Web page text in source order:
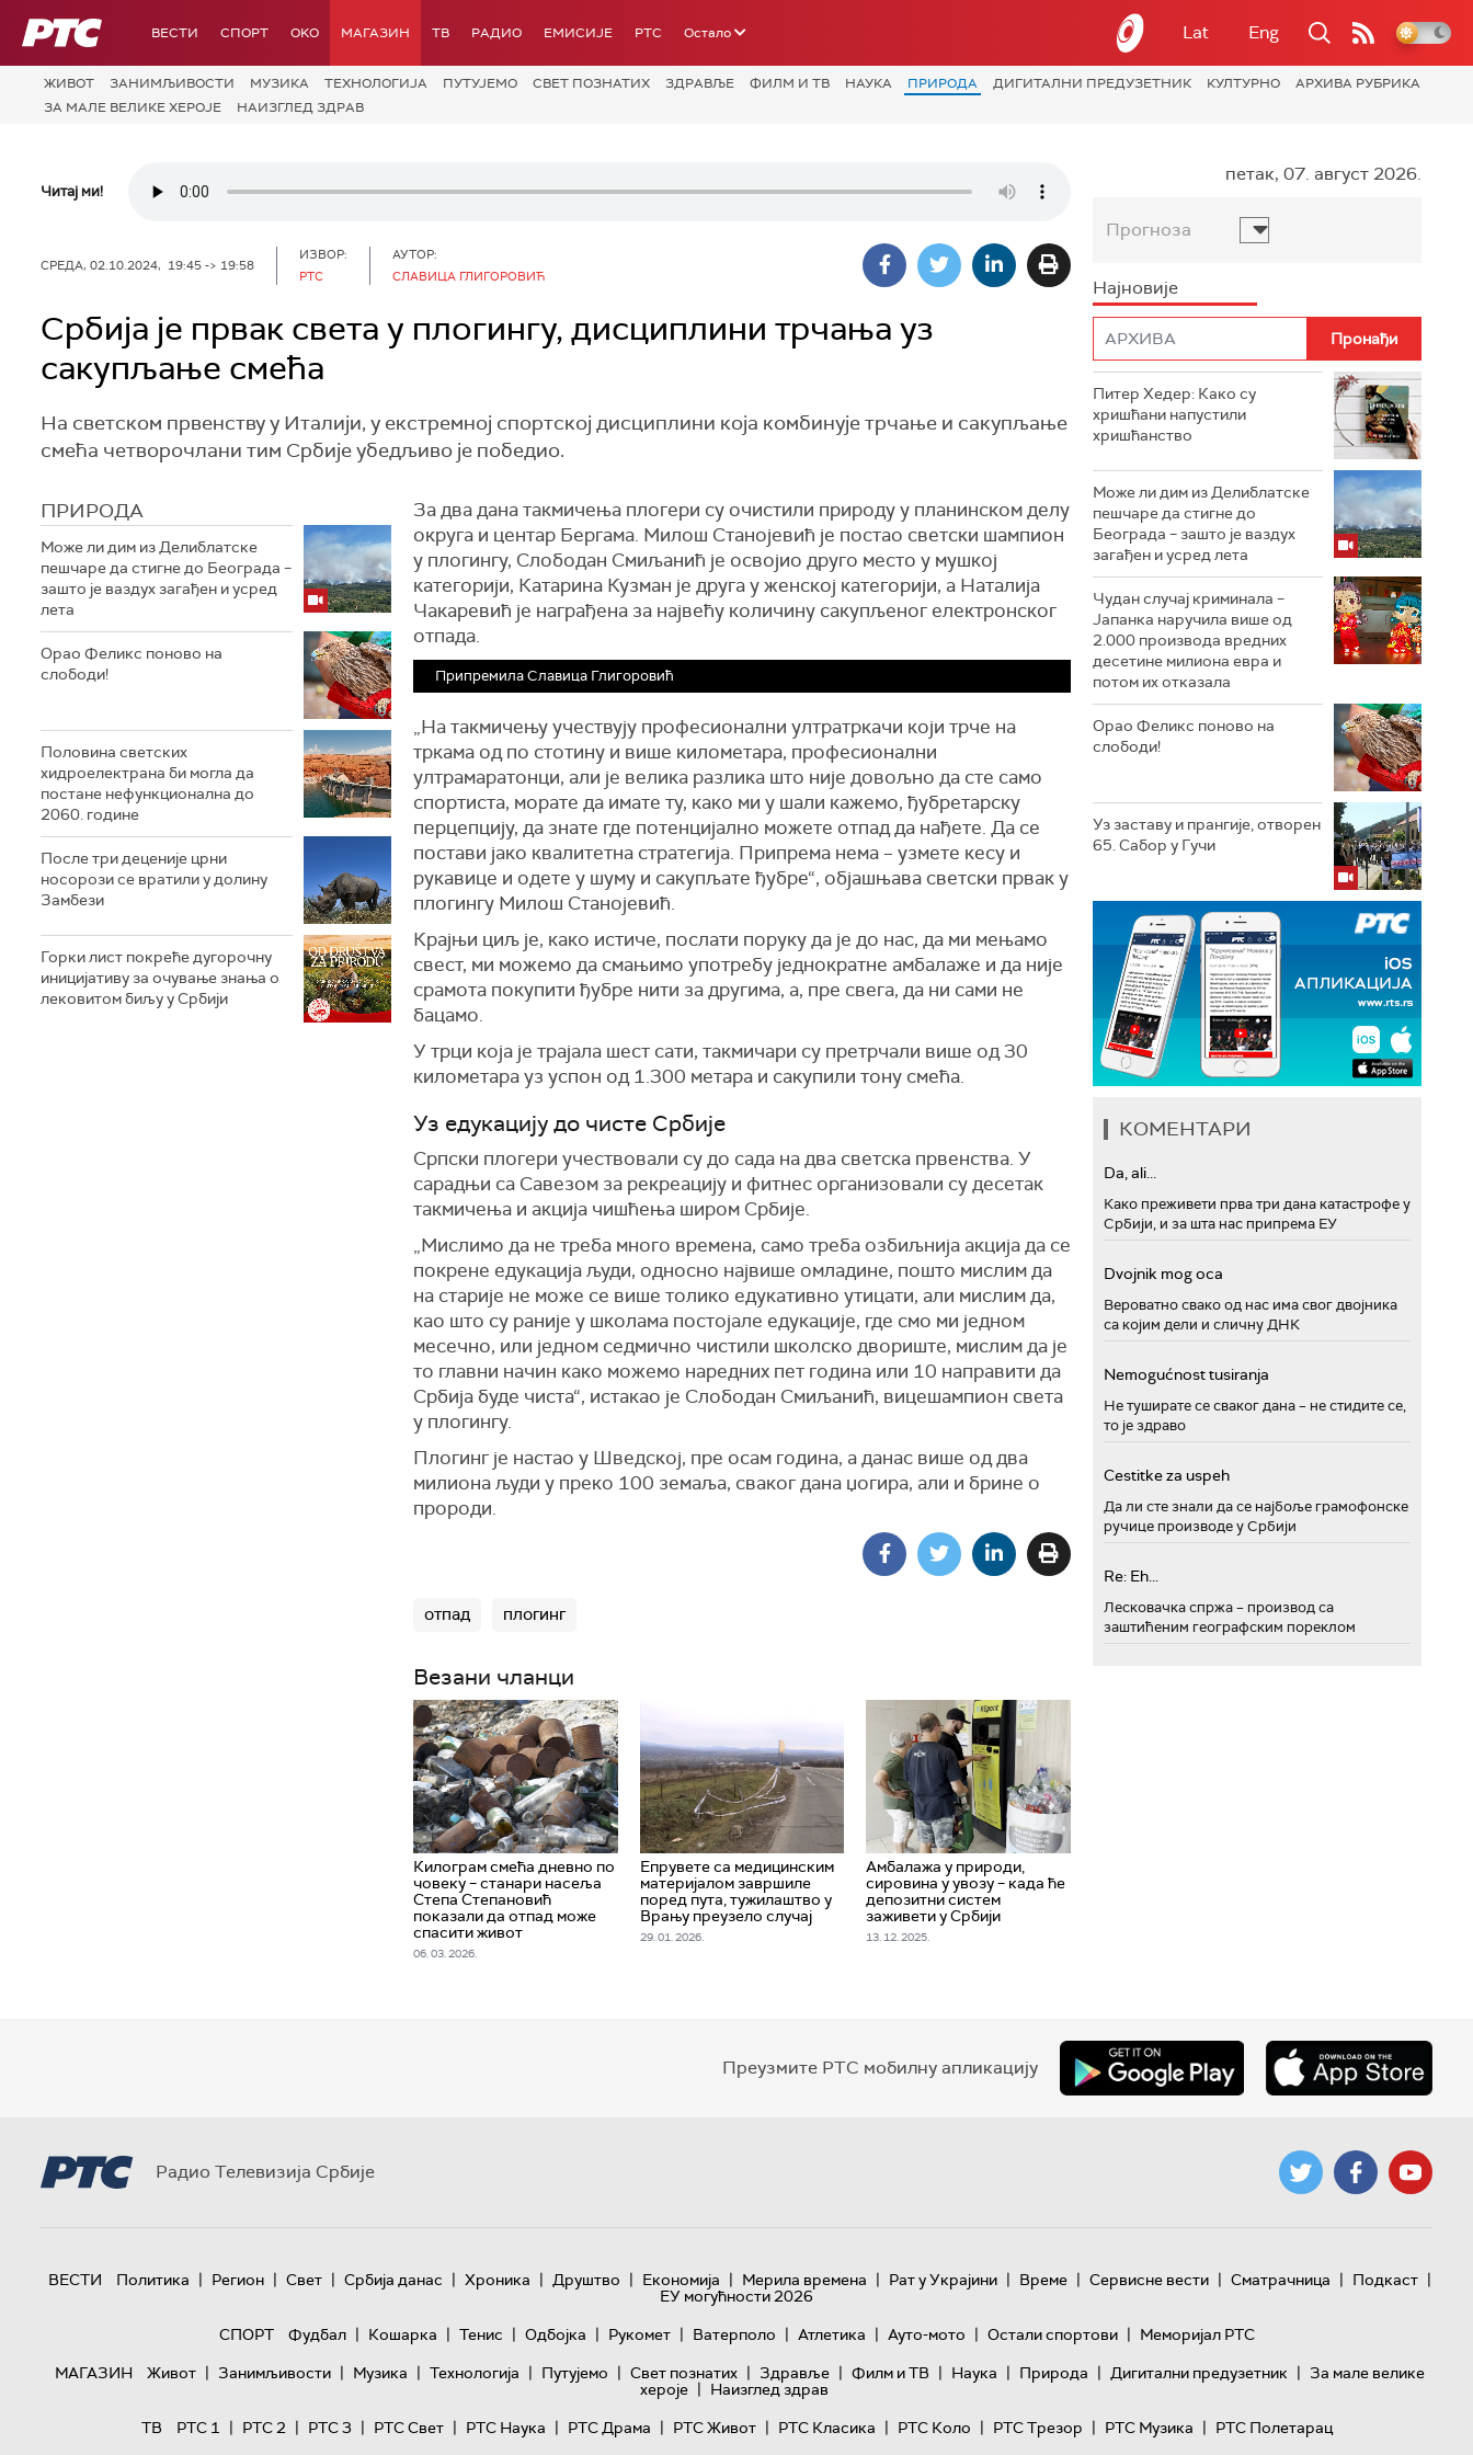
РТС ВЕСТИ СПОРТ OKO МАГАЗИН ТВ РАДИО ЕМИСИЈЕ РТС Остало Lat Eng
ЖИВОТ ЗАНИМЉИВОСТИ МУЗИКА ТЕХНОЛОГИЈA ПУТУЈЕМО СВЕТ ПОЗНАТИХ ЗДРАВЉЕ ФИЛМ И ТВ НАУКА ПРИРОДА ДИГИТАЛНИ ПРЕДУЗЕТНИК КУЛТУРНО
АРХИВА РУБРИКА
ЗА МАЛЕ ВЕЛИКЕ ХЕРОЈЕ
НАИЗГЛЕД ЗДРАВ
Читај ми!
СРЕДА, 02.10.2024, 19:45 -> 19:58
ИЗВОР:
РТС
АУТОР:
СЛАВИЦА ГЛИГОРОВИЋ
Србија је првак света у плогингу, дисциплини трчања уз
сакупљање смећа
На светском првенству у Италији, у екстремној спортској дисциплини која комбинује трчање и сакупљање
смећа четворочлани тим Србије убедљиво је победио.
ПРИРОДА
Може ли дим из Делиблатске
пешчаре да стигне до Београда –
зашто је ваздух загађен и усред
лета
Орао Феликс поново на
слободи!
Половина светских
хидроелектрана би могла да
постане нефункционална до
2060. године
После три деценије црни
носорози се вратили у долину
Замбези
Горки лист покреће дугорочну
иницијативу за очување знања о
лековитом биљу у Србији
За два дана такмичења плогери су очистили природу у планинском делу
округа и центар Бергама. Милош Станојевић је постао светски шампион
у плогингу, Слободан Смиљанић је освојио друго место у мушкој
категорији, Катарина Кузман је друга у женској категорији, а Наталија
Чакаревић је награђена за највећу количину сакупљеног електронског
отпада.
Припремила Славица Глигоровић
„На такмичењу учествују професионални ултратркачи који трче на
тркама од по стотину и више километара, професионални
ултрамаратонци, али је велика разлика што није довољно да сте само
спортиста, морате да имате ту, како ми у шали кажемо, ђубретарску
перцепцију, да знате где потенцијално можете отпад да нађете. Да се
постави јако квалитетна стратегија. Припрема нема – узмете кесу и
рукавице и одете у шуму и сакупљате ђубре“, објашњава светски првак у
плогингу Милош Станојевић.
Крајњи циљ је, како истиче, послати поруку да је до нас, да ми мењамо
свест, ми можемо да смањимо употребу једнократне амбалаже и да није
срамота покупити ђубре нити за другима, а, пре свега, да ни сами не
бацамо.
У трци која је трајала шест сати, такмичари су претрчали више од 30
километара уз успон од 1.300 метара и сакупили тону смећа.
Уз едукацију до чисте Србије
Српски плогери учествовали су до сада на два светска првенства. У
сарадњи са Савезом за рекреацију и фитнес организовали су десетак
такмичења и акција чишћења широм Србије.
„Мислимо да не треба много времена, само треба озбиљнија акција да се
покрене едукација људи, односно највише омладине, пошто мислим да
на старије не може се више толико едукативно утицати, али мислим да,
као што су раније у школама постојале едукације, где смо ми једном
месечно, или једном седмично чистили школско двориште, мислим да је
то главни начин како можемо наредних пет година или 10 направити да
Србија буде чиста“, истакао је Слободан Смиљанић, вицешампион света
у плогингу.
Плогинг је настао у Шведској, пре осам година, а данас више од два
милиона људи у преко 100 земаља, сваког дана џогира, али и брине о
пророди.
отпад плогинг
Везани чланци
Килограм смећа дневно по
човеку – станари насеља
Степа Степановић
показали да отпад може
спасити живот
06. 03. 2026.
Епрувете са медицинским
материјалом завршиле
поред пута, тужилаштво у
Врању преузело случај
29. 01. 2026.
Амбалажа у природи,
сировина у увозу – када ће
депозитни систем
заживети у Србији
13. 12. 2025.
петак, 07. август 2026.
Прогноза
Најновије
Питер Хедер: Како су
хришћани напустили
хришћанство
Може ли дим из Делиблатске
пешчаре да стигне до
Београда – зашто је ваздух
загађен и усред лета
Чудан случај криминала –
Јапанка наручила више од
2.000 производа вредних
десетине милиона евра и
потом их отказала
Орао Феликс поново на
слободи!
Уз заставу и прангије, отворен
65. Сабор у Гучи
КОМЕНТАРИ
Da, ali...
Како преживети прва три дана катастрофе у
Србији, и за шта нас припрема ЕУ
Dvojnik mog oca
Вероватно свако од нас има свог двојника
са којим дели и сличну ДНК
Nemogućnost tusiranja
Не туширате се сваког дана – не стидите се,
то је здраво
Cestitke za uspeh
Да ли сте знали да се најбоље грамофонске
ручице производе у Србији
Re: Eh...
Лесковачка спржа – производ са
заштићеним географским пореклом
Преузмите РТС мобилну апликацију
Радио Телевизија Србије
ВЕСТИ Политика | Регион | Свет | Србија данас | Хроника | Друштво | Економија | Мерила времена | Рат у Украјини | Време | Сервисне вести | Сматрачница | Подкаст |
ЕУ могућности 2026
СПОРТ
Фудбал | Кошарка | Тенис | Одбојка | Рукомет | Ватерполо | Атлетика | Ауто-мото | Остали спортови | Меморијал РТС
МАГАЗИН
Живот | Занимљивости | Музика | Технологијa | Путујемо | Свет познатих | Здравље | Филм и ТВ | Наука | Природа | Дигитални предузетник | За мале велике
хероје | Наизглед здрав
ТВ
РТС 1 | РТС 2 | РТС 3 | РТС Свет | РТС Наука | РТС Драма | РТС Живот | РТС Класика | РТС Коло | РТС Трезор | РТС Музика | РТС Полетарац